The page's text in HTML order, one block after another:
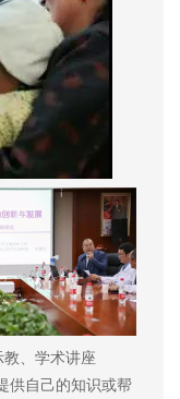
、学术讲座
自己的知识或帮